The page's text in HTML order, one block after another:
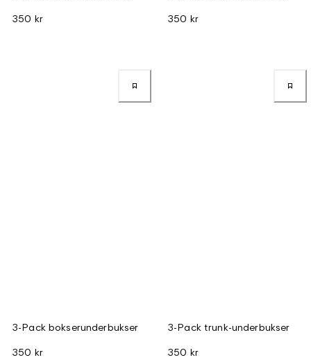
350 kr 350 kr
3-Pack bokserunderbukser
350 kr
3-Pack trunk-underbukser
350 kr